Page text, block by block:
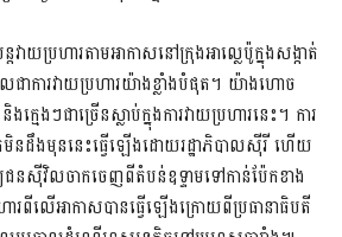
វាយប្រហារតាមអាកាសនៅក្រុងអាល្លេប៉ូក្នុងសង្កាត់
ជាការវាយប្រហារយ៉ាងខ្លាំងបំផុត។ យ៉ាងហោច
ងៗជាច្រើនស្លាប់ក្នុងការវាយប្រហារនេះ។ ការ
មិនដឹងមុននេះធ្វើឡើងដោយរដ្ឋាភិបាលស៊ីរី ហើយ
ជនស៊ីវិលចាកចេញពីតំបន់ឧទ្ទាមទៅកាន់ប៉ែកខាង
ារពីលើអាកាសបានធ្វើឡើងក្រោយពីប្រធានាធិបតី